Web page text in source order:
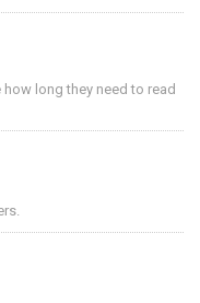
long they need to read